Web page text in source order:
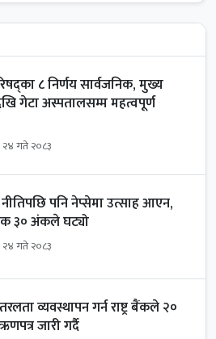
८ निर्णय सार्वजनिक, मुख्य
गेटा अस्पतालसम्म महत्वपूर्ण
गते २०८३
नीतिपछि पनि नेप्सेमा उत्साह आएन,
३० अंकले घट्यो
गते २०८३
व्यवस्थापन गर्न राष्ट्र बैंकले २०
जारी गर्दै